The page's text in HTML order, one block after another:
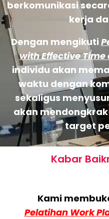
berkomunikasi
kerja
Dengan mengikuti
with Effective
individu akan
waktu dengan
sekaligus
akan
target
Kabar
Kami
Pelatihan Work